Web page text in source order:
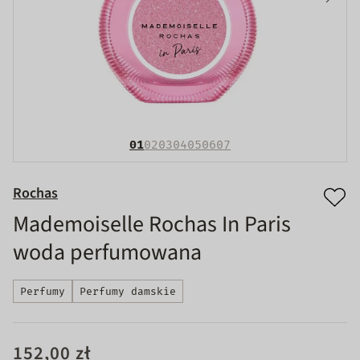
01020304050607
Rochas
Mademoiselle Rochas In Paris
woda perfumowana
Perfumy Perfumy damskie
152,00 zł